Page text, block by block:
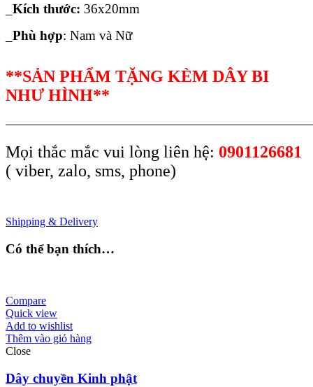
Kích thước: 36x20mm
Phù hợp: Nam và Nữ
**SẢN PHẨM TẶNG KÈM DÂY BI
NHƯ HÌNH**
Mọi thắc mắc vui lòng liên hệ: 0901126681
( viber, zalo, sms, phone)
Shipping & Delivery
Có thể bạn thích…
Compare
Quick view
Add to wishlist
Thêm vào giỏ hàng
Close
Dây chuyền Kinh phật